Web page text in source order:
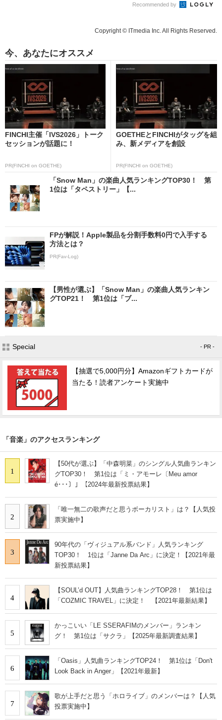
Recommended by
Copyright © ITmedia Inc. All Rights Reserved.
今、あなたにオススメ
FINCHI主催「IVS2026」トーク
セッションが話題に！
PR(FINCHI on GOETHE)
GOETHEとFINCHIがタッグを組
み、新メディアを創設
PR(FINCHI on GOETHE)
「Snow Man」の楽曲人気ランキングTOP30！ 第
1位は「タペストリー」【...
FPが解説！Apple製品を分割手数料0円で入手する
方法とは？
PR(Fav-Log)
【男性が選ぶ】「Snow Man」の楽曲人気ランキン
グTOP21！ 第1位は「ブ...
Special - PR -
【抽選で5,000円分】Amazonギフトカードが
当たる！読者アンケート実施中
「音楽」のアクセスランキング
1
【50代が選ぶ】「中森明菜」のシングル人気曲ランキン
グTOP30！ 第1位は「ミ・アモーレ〔Meu amor
é･･･〕」【2024年最新投票結果】
2
「唯一無二の歌声だと思うボーカリスト」は？【人気投
票実施中】
3
90年代の「ヴィジュアル系バンド」人気ランキング
TOP30！ 1位は「Janne Da Arc」に決定！【2021年最
新投票結果】
4
【SOUL’d OUT】人気曲ランキングTOP28！ 第1位は
「COZMIC TRAVEL」に決定！ 【2021年最新結果】
5
かっこいい「LE SSERAFIMのメンバー」ランキン
グ！ 第1位は「サクラ」【2025年最新調査結果】
6
「Oasis」人気曲ランキングTOP24！ 第1位は「Don't
Look Back in Anger」【2021年最新】
7
歌が上手だと思う「ホロライブ」のメンバーは？【人気
投票実施中】